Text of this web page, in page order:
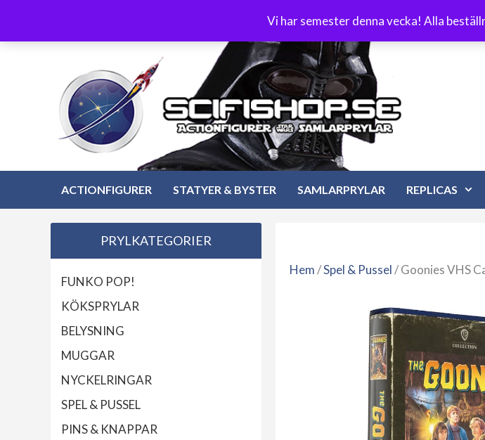
Vi har semester denna vecka! Alla
innehåll
Öppet köp 30 dagar Frakt 89 kr
ACTIONFIGURER STATYER & BYSTER SAMLARPRYLAR REPLICAS
Hem/Spel & Pussel/ Goonies VHS
PRYLKATEGORIER
FUNKO POP!
KÖKSPRYLAR
BELYSNING
MUGGAR
NYCKELRINGAR
SPEL & PUSSEL
PINS & KNAPPAR